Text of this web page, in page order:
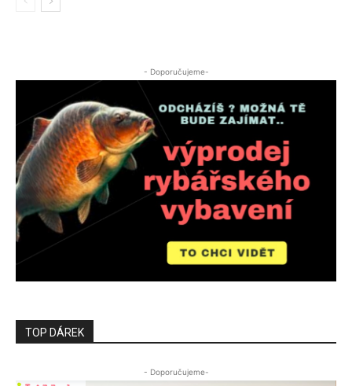
- Doporučujeme-
TOP DÁREK
- Doporučujeme-